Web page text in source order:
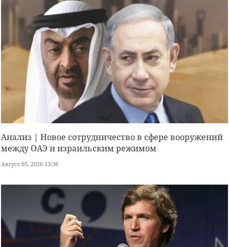
Анализ | Новое сотрудничество в сфере вооружений
между ОАЭ и израильским режимом
Август 05, 2026 13:36